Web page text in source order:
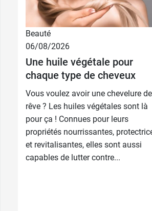
Beauté
06/08/2026
Une huile végétale pour
chaque type de cheveux
Vous voulez avoir une chevelure de
rêve ? Les huiles végétales sont là
pour ça ! Connues pour leurs
propriétés nourrissantes,
et revitalisantes, elles sont aussi
capables de lutter contre...